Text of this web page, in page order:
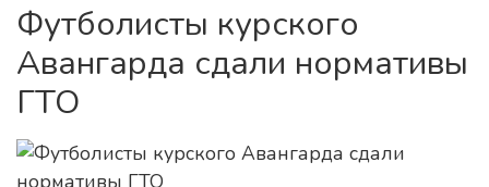
Футболисты курского
Авангарда сдали нормативы
ГТО